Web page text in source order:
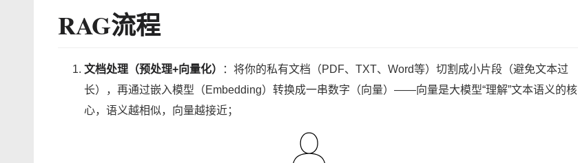
RAG流程
文档处理（预处理+向量化）
：将你的私有文档（PDF、TXT、Word等）切割成小片段（避免文本过
长），再通过嵌入模型（Embedding）转换成一串数字（向量）——向量是大模型“理解”文本语义的核
心，语义越相似，向量越接近；